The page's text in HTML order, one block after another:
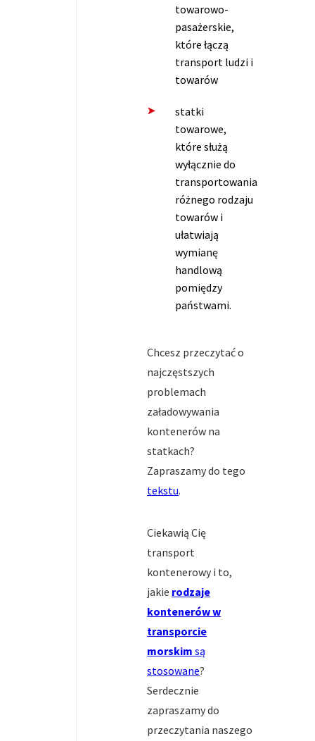
towarowo-
pasażerskie,
które łączą
transport ludzi i
towarów
statki
towarowe,
które służą
wyłącznie do
transportowania
różnego rodzaju
towarów i
ułatwiają
wymianę
handlową
pomiędzy
państwami.
Chcesz przeczytać o
najczęstszych
problemach
załadowywania
kontenerów na
statkach?
Zapraszamy do tego
tekstu.
Ciekawią Cię
transport
kontenerowy i to,
jakie rodzaje
kontenerów w
transporcie
morskim są
stosowane?
Serdecznie
zapraszamy do
przeczytania naszego